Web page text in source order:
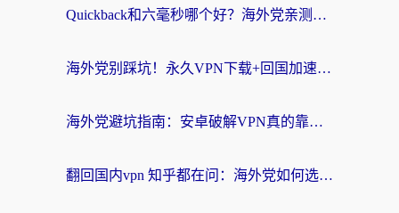
Quickback和六毫秒哪个好？海外党亲测：选对回国加速器，无缝刷剧办公不再愁
海外党别踩坑！永久VPN下载+回国加速器选择指南，无缝刷国内剧游戏支付
海外党避坑指南：安卓破解VPN真的靠谱吗？教你选对回国加速器无缝刷国内资源
翻回国内vpn 知乎都在问：海外党如何选对加速器，无缝刷剧打游戏？